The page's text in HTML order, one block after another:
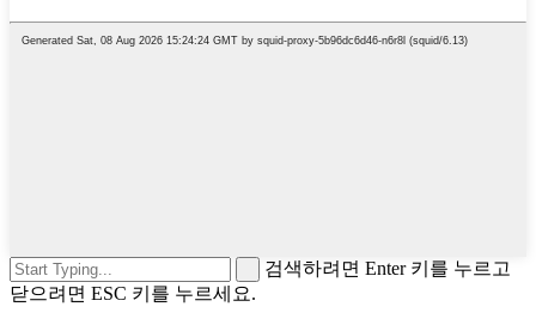
검색하려면 Enter 키를 누르고
닫으려면 ESC 키를 누르세요.